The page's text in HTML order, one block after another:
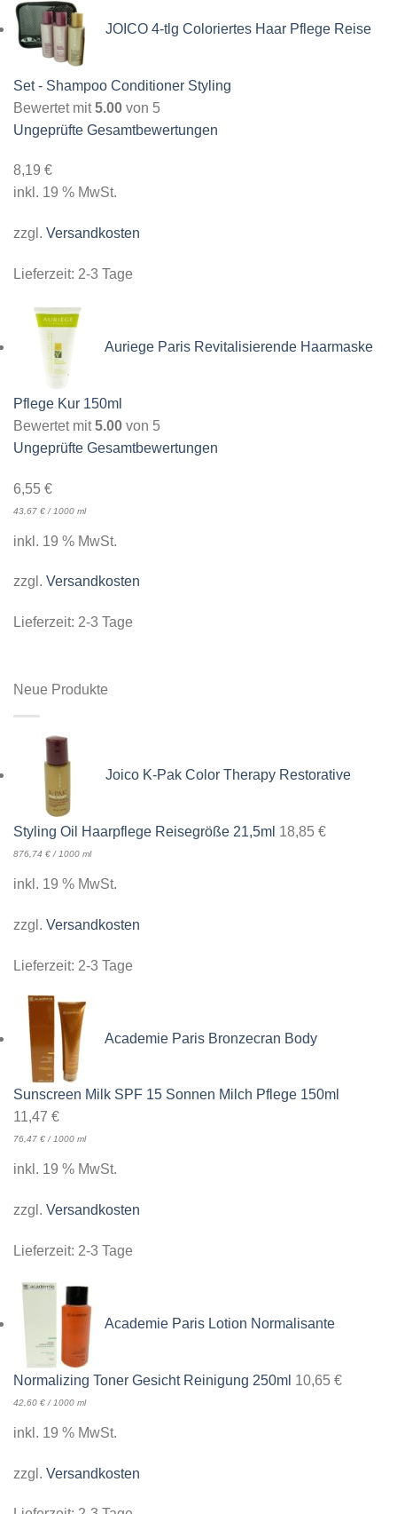
JOICO 4-tlg Coloriertes Haar Pflege Reise
Set - Shampoo Conditioner Styling
Bewertet mit5.00 von 5
Ungeprüfte Gesamtbewertungen
8,19 €
inkl. 19 % MwSt.
zzgl. Versandkosten
Lieferzeit: 2-3 Tage
Auriege Paris Revitalisierende Haarmaske
Pflege Kur 150ml
Bewertet mit5.00 von 5
Ungeprüfte Gesamtbewertungen
6,55 €
43,67 € / 1000 ml
inkl. 19 % MwSt.
zzgl. Versandkosten
Lieferzeit: 2-3 Tage
Neue Produkte
Joico K-Pak Color Therapy Restorative
Styling Oil Haarpflege Reisegröße 21,5ml 18,85 €
876,74 € / 1000 ml
inkl. 19 % MwSt.
zzgl. Versandkosten
Lieferzeit: 2-3 Tage
Academie Paris Bronzecran Body
Sunscreen Milk SPF 15 Sonnen Milch Pflege 150ml
11,47 €
76,47 €/1000 ml
inkl. 19 % MwSt.
zzgl. Versandkosten
Lieferzeit: 2-3 Tage
Academie Paris Lotion Normalisante
Normalizing Toner Gesicht Reinigung 250ml 10,65 €
42,60 € / 1000 ml
inkl. 19 % MwSt.
zzgl. Versandkosten